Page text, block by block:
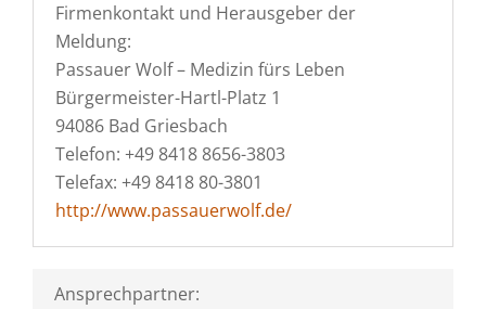
Firmenkontakt und Herausgeber der
Meldung:
Passauer Wolf – Medizin fürs Leben
Bürgermeister-Hartl-Platz 1
94086 Bad Griesbach
Telefon: +49 8418 8656-3803
Telefax: +49 8418 80-3801
http://www.passauerwolf.de/
Ansprechpartner: